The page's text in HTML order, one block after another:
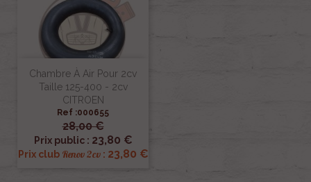
Chambre À Air Pour 2cv
Taille 125-400 - 2cv
CITROEN
Ref :000655
28,00 €
Prix public : 23,80 €
Prix club Renov 2cv: 23,80 €